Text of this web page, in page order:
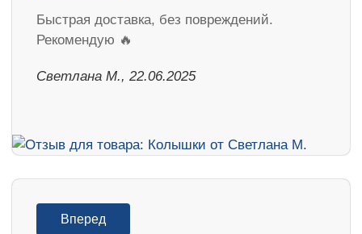
Быстрая доставка, без повреждений.
Рекомендую 🔥
Светлана М., 22.06.2025
Вперед